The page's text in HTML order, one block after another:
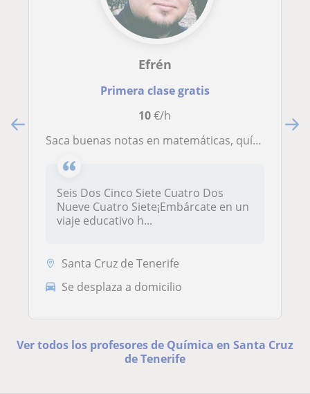
Efrén
Primera clase gratis
10€/h
Saca buenas notas en matemáticas, química y física con 2 clases semanales
Seis Dos Cinco Siete Cuatro Dos
Nueve Cuatro Siete¡Embárcate en un
viaje educativo h...
Santa Cruz de Tenerife
Se desplaza a domicilio
Ver todos los profesores de Química en Santa Cruz
de Tenerife